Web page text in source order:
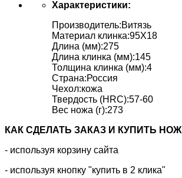
Характеристики:
Производитель:Витязь
Материал клинка:95Х18
Длина (мм):275
Длина клинка (мм):145
Толщина клинка (мм):4
Страна:Россия
Чехол:кожа
Твердость (HRC):57-60
Вес ножа (г):273
КАК CДЕЛАТЬ ЗАКАЗ И КУПИТЬ НОЖ
- используя корзину сайта
- используя кнопку "купить в 2 клика"